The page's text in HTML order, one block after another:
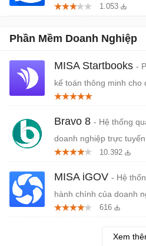
1.053
Phần Mềm Doanh Nghiệp
MISA Startbooks -
kế toán thông minh cho
nghiệp nhỏ
Bravo 8 - Hệ thống
doanh nghiệp trực tuyến
10.392
MISA iGOV - Hệ
hành chính của doanh
616
Xem